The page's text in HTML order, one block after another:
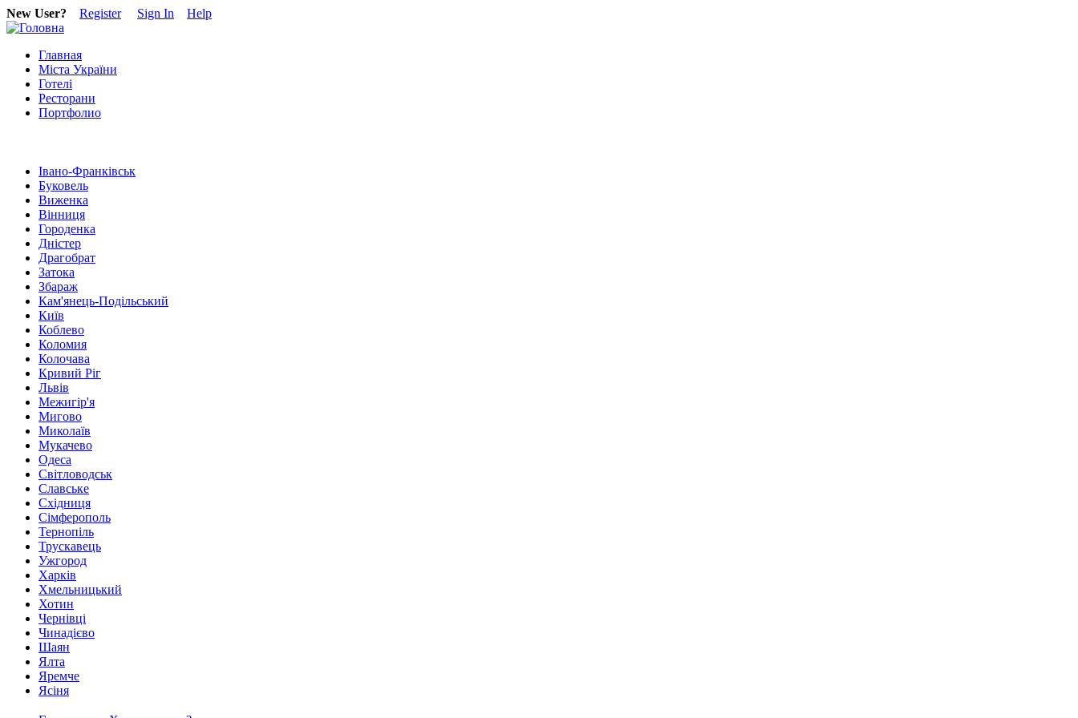
New User? Register Sign In Help
Главная
Міста України
Готелі
Ресторани
Портфолио
Івано-Франківськ
Буковель
Виженка
Вінниця
Городенка
Дністер
Драгобрат
Затока
Збараж
Кам'янець-Подільський
Київ
Коблево
Коломия
Колочава
Кривий Ріг
Львів
Межигір'я
Мигово
Миколаїв
Мукачево
Одеса
Світловодськ
Славське
Східниця
Сімферополь
Тернопіль
Трускавець
Ужгород
Харків
Хмельницький
Хотин
Чернівці
Чинадієво
Шаян
Ялта
Яремче
Ясіня